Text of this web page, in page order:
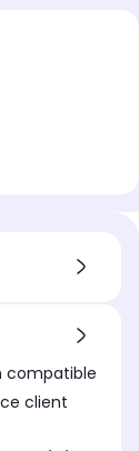
compatible
client